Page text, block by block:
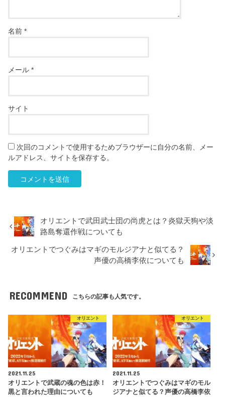
名前*
メール*
サイト
次回のコメントで使用するためブラウザーに自分の名前、メー
ルアドレス、サイトを保存する。
オリエントで武田武士団の尚虎とは？炎獄天狗や淡
路島奪還作戦についても
オリエントでつぐみはマギのモルジアナと似てる？
声優の高橋李依についても
RECOMMEND こちらの記事も人気です。
オリエント
2021.11.25
オリエントで武蔵の魂の色は赤！
黒と言われた理由についても
オリエント
2021.11.25
オリエントでつぐみはマギのモル
ジアナと似てる？声優の高橋李依